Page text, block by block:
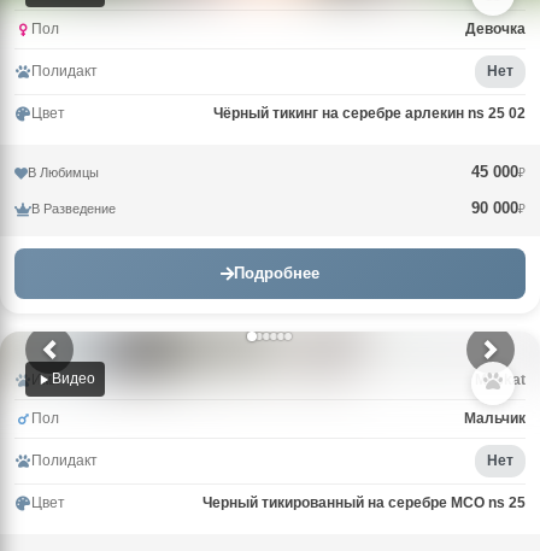
Пол Девочка
Полидакт Нет
Цвет Чёрный тикинг на серебре арлекин ns 25 02
В Любимцы 45 000₽
В Разведение 90 000₽
Подробнее
Видео
Имя Muskat
Пол Мальчик
Полидакт Нет
Цвет Черный тикированный на серебре MCO ns 25